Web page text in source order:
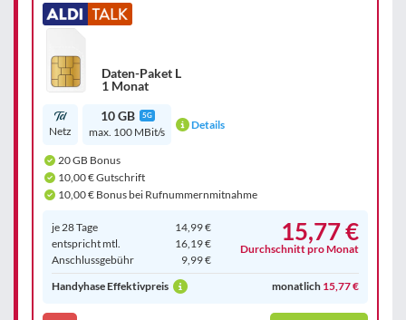
Daten-Paket L
1 Monat
Netz
10 GB 5G
max. 100 MBit/s
Details
20 GB Bonus
10,00 € Gutschrift
10,00 € Bonus bei Rufnummernmitnahme
je 28 Tage
14,99 €
entspricht mtl.
16,19 €
Anschluss­gebühr
9,99 €
15,77 €
Durchschnitt pro Monat
Handyhase Effektivpreis monatlich 15,77 €